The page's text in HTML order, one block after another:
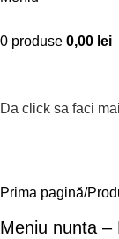
0 produse 0,00 lei
Da click sa faci
Prima pagină
Meniu nunta –